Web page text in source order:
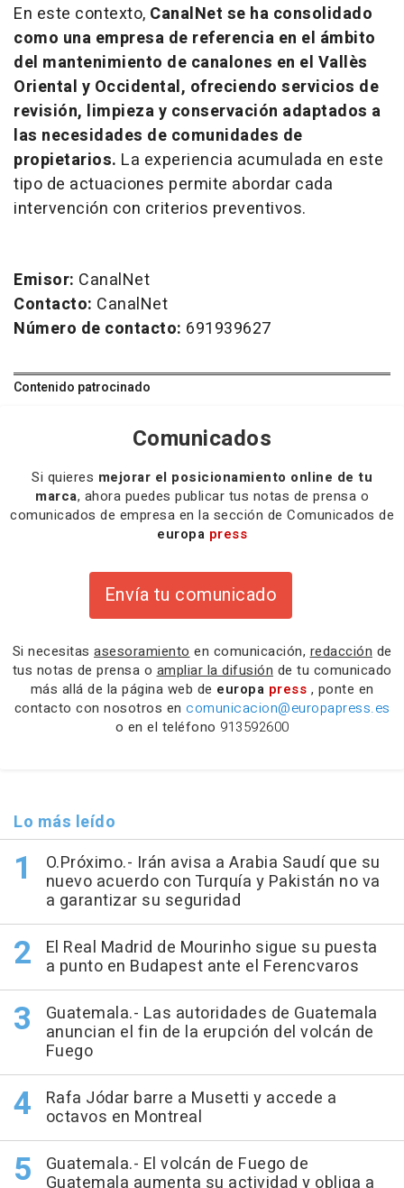
En este contexto, CanalNet se ha consolidado
como una empresa de referencia en el ámbito
del mantenimiento de canalones en el Vallès
Oriental y Occidental, ofreciendo servicios de
revisión, limpieza y conservación adaptados a
las necesidades de comunidades de
propietarios. La experiencia acumulada en este
tipo de actuaciones permite abordar cada
intervención con criterios preventivos.
Emisor: CanalNet
Contacto: CanalNet
Número de contacto: 691939627
Contenido patrocinado
Comunicados
Si quieres mejorar el posicionamiento online de tu
marca, ahora puedes publicar tus notas de prensa o
comunicados de empresa en la sección de Comunicados de
europa press
Envía tu comunicado
Si necesitas asesoramiento en comunicación, redacción de
tus notas de prensa o ampliar la difusión de tu comunicado
más allá de la página web de europa press , ponte en
contacto con nosotros en comunicacion@europapress.es
o en el teléfono 913592600
Lo más leído
O.Próximo.- Irán avisa a Arabia Saudí que su
nuevo acuerdo con Turquía y Pakistán no va
a garantizar su seguridad
El Real Madrid de Mourinho sigue su puesta
a punto en Budapest ante el Ferencvaros
Guatemala.- Las autoridades de Guatemala
anuncian el fin de la erupción del volcán de
Fuego
Rafa Jódar barre a Musetti y accede a
octavos en Montreal
Guatemala.- El volcán de Fuego de
Guatemala aumenta su actividad y obliga a